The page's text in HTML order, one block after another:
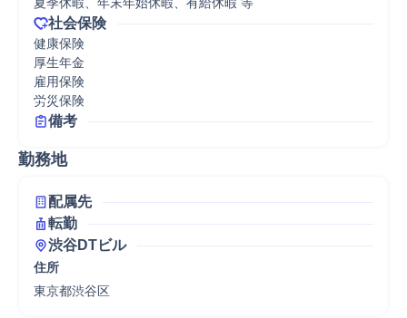
社会保険
健康保険
厚生年金
雇用保険
労災保険
備考
勤務地
配属先
転勤
渋谷DTビル
住所
東京都渋谷区